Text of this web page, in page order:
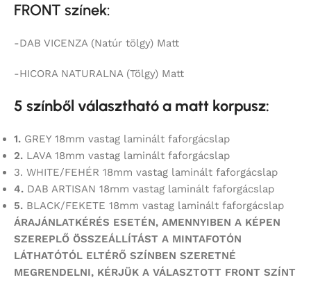
FRONT színek:
-DAB VICENZA (Natúr tölgy) Matt
-HICORA NATURALNA (Tölgy) Matt
5 színből választható a matt korpusz:
1. GREY 18mm vastag laminált faforgácslap
2. LAVA 18mm vastag laminált faforgácslap
3. WHITE/FEHÉR 18mm vastag laminált faforgácslap
4. DAB ARTISAN 18mm vastag laminált faforgácslap
5. BLACK/FEKETE 18mm vastag laminált faforgácslap
ÁRAJÁNLATKÉRÉS ESETÉN, AMENNYIBEN A KÉPEN
SZEREPLŐ ÖSSZEÁLLÍTÁST A MINTAFOTÓN
LÁTHATÓTÓL ELTÉRŐ SZÍNBEN SZERETNÉ
MEGRENDELNI, KÉRJÜK A VÁLASZTOTT FRONT SZÍNT